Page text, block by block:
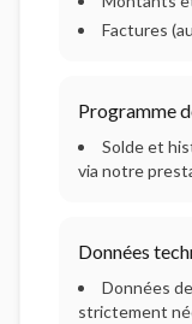
Factures
Programme
Solde et
via notre
Données
Données
strictement